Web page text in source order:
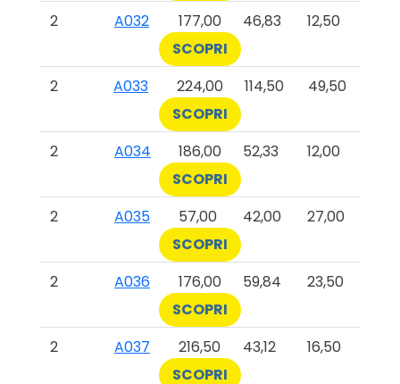
2
A032 177,00 46,83
12,50
SCOPRI
2
A033 224,00 114,50
49,50
SCOPRI
2
A034 186,00 52,33
12,00
SCOPRI
2
A035 57,00 42,00
27,00
SCOPRI
2
A036 176,00 59,84
23,50
SCOPRI
2
A037 216,50 43,12
16,50
SCOPRI